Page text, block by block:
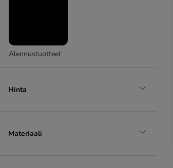
Alennustuotteet
Hinta
Materiaali